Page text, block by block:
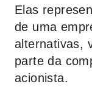
Elas
de uma
alternativas,
parte da
acionista.